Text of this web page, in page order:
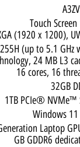
(1920 x 1200),
(up to 5.1 GHz
24 MB L3
16 cores, 16
32GB
1TB PCIe® NVMe™
Windows
Laptop
GB GDDR6